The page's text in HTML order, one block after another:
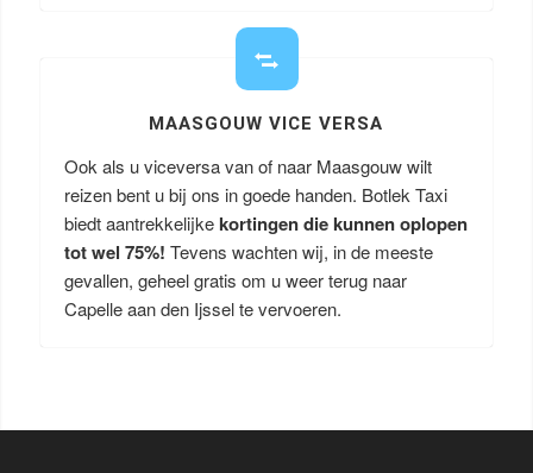
MAASGOUW VICE VERSA
Ook als u viceversa van of naar Maasgouw wilt
reizen bent u bij ons in goede handen. Botlek Taxi
biedt aantrekkelijkekortingen die kunnen oplopen
tot wel 75%! Tevens wachten wij, in de meeste
gevallen, geheel gratis om u weer terug naar
Capelle aan den Ijssel te vervoeren.